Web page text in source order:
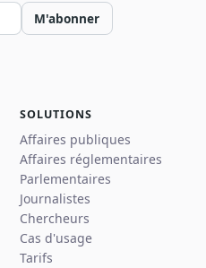
M'abonner
SOLUTIONS
Affaires publiques
Affaires réglementaires
Parlementaires
Journalistes
Chercheurs
Cas d'usage
Tarifs